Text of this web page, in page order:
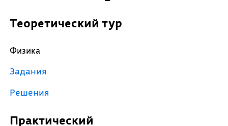
Теоретический тур
Физика
Задания
Решения
Практический